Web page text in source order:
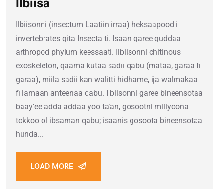
Ilbiisa
Ilbiisonni (insectum Laatiin irraa) heksaapoodii
invertebrates gita Insecta ti. Isaan garee guddaa
arthropod phylum keessaati. Ilbiisonni chitinous
exoskeleton, qaama kutaa sadii qabu (mataa, garaa fi
garaa), miila sadii kan walitti hidhame, ija walmakaa
fi lamaan anteenaa qabu. Ilbiisonni garee bineensotaa
baay’ee adda addaa yoo ta’an, gosootni miliyoona
tokkoo ol ibsaman qabu; isaanis gosoota bineensotaa
hunda...
LOAD MORE